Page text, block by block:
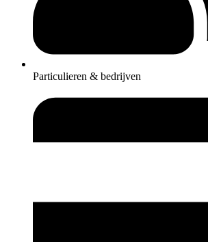
Particulieren & bedrijven